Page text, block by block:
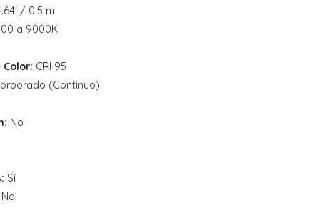
/ 0.5 m
a 9000K
CRI 95
(Continuo)
No
Sí
No